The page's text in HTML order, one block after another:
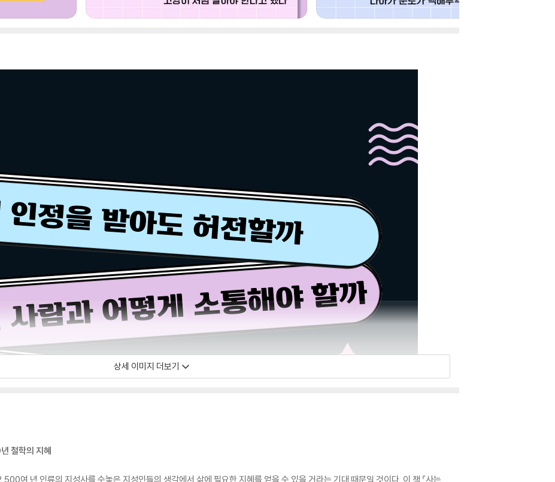
상세 이미지 더보기
철학의 지혜
여 년 인류의 지성사를 수놓은 지성인들의 생각에서 삶에 필요한 지혜를 얻을 수 있을 거라는 기대 때문일 것이다. 이 책 『사는